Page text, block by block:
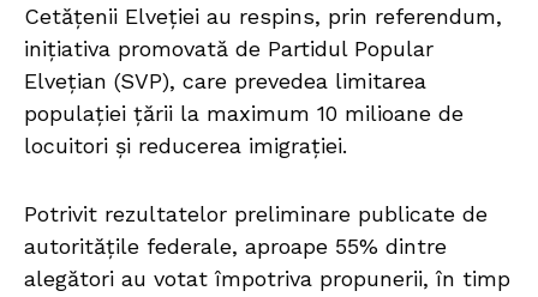
Cetățenii Elveției au respins, prin referendum,
inițiativa promovată de Partidul Popular
Elvețian (SVP), care prevedea limitarea
populației țării la maximum 10 milioane de
locuitori și reducerea imigrației.
Potrivit rezultatelor preliminare publicate de
autoritățile federale, aproape 55% dintre
alegători au votat împotriva propunerii, în timp